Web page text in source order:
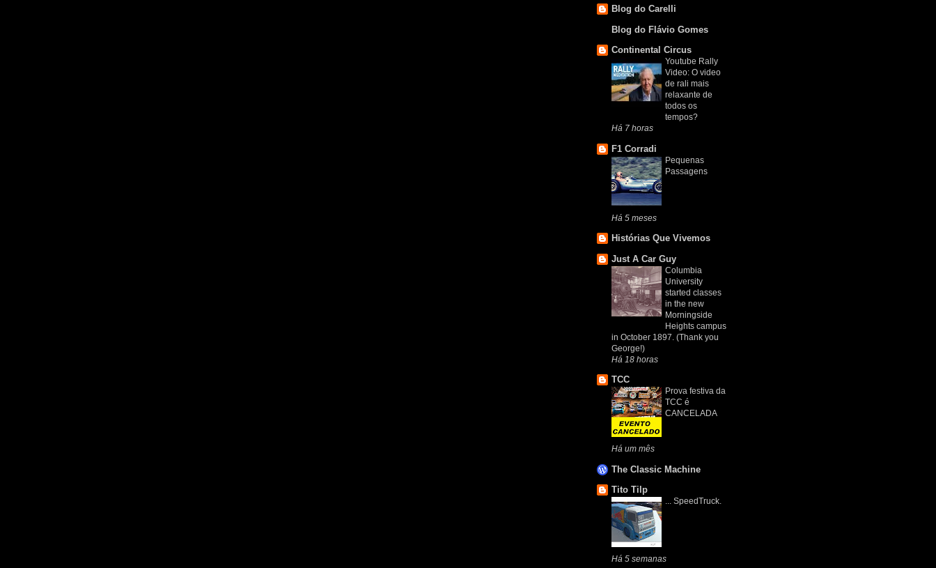
Blog do Carelli
Blog do Flávio Gomes
Continental Circus
Youtube Rally
Video: O video
de rali mais
relaxante de
todos os
tempos?
Há 7 horas
F1 Corradi
Pequenas
Passagens
Há 5 meses
Histórias Que Vivemos
Just A Car Guy
Columbia
University
started classes
in the new
Morningside
Heights campus
in October 1897. (Thank you
George!)
Há 18 horas
TCC
Prova festiva da
TCC é
CANCELADA
Há um mês
The Classic Machine
Tito Tilp
... SpeedTruck.
Há 5 semanas